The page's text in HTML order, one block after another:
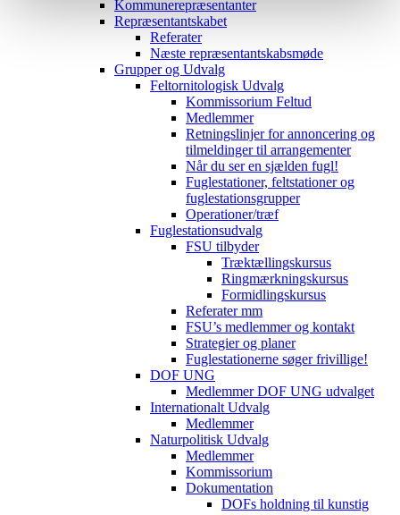
Kommunerepræsentanter
Repræsentantskabet
Referater
Næste repræsentantskabsmøde
Grupper og Udvalg
Feltornitologisk Udvalg
Kommissorium Feltud
Medlemmer
Retningslinjer for annoncering og
tilmeldinger til arrangementer
Når du ser en sjælden fugl!
Fuglestationer, feltstationer og
fuglestationsgrupper
Operationer/træf
Fuglestationsudvalg
FSU tilbyder
Træktællingskursus
Ringmærkningskursus
Formidlingskursus
Referater mm
FSU’s medlemmer og kontakt
Strategier og planer
Fuglestationerne søger frivillige!
DOF UNG
Medlemmer DOF UNG udvalget
Internationalt Udvalg
Medlemmer
Naturpolitisk Udvalg
Medlemmer
Kommissorium
Dokumentation
DOFs holdning til kunstig